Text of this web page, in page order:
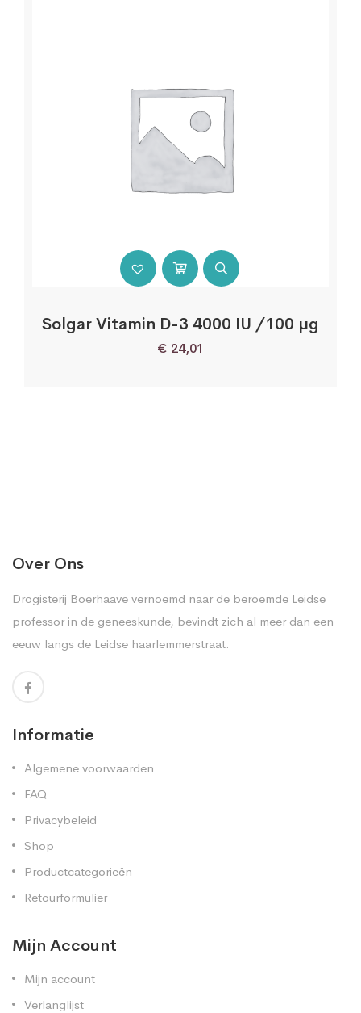
Solgar Vitamin D-3 4000 IU /100 µg
€ 24,01
Over Ons
Drogisterij Boerhaave vernoemd naar de beroemde Leidse
professor in de geneeskunde, bevindt zich al meer dan een
eeuw langs de Leidse haarlemmerstraat.
Informatie
Algemene voorwaarden
FAQ
Privacybeleid
Shop
Productcategorieën
Retourformulier
Mijn Account
Mijn account
Verlanglijst